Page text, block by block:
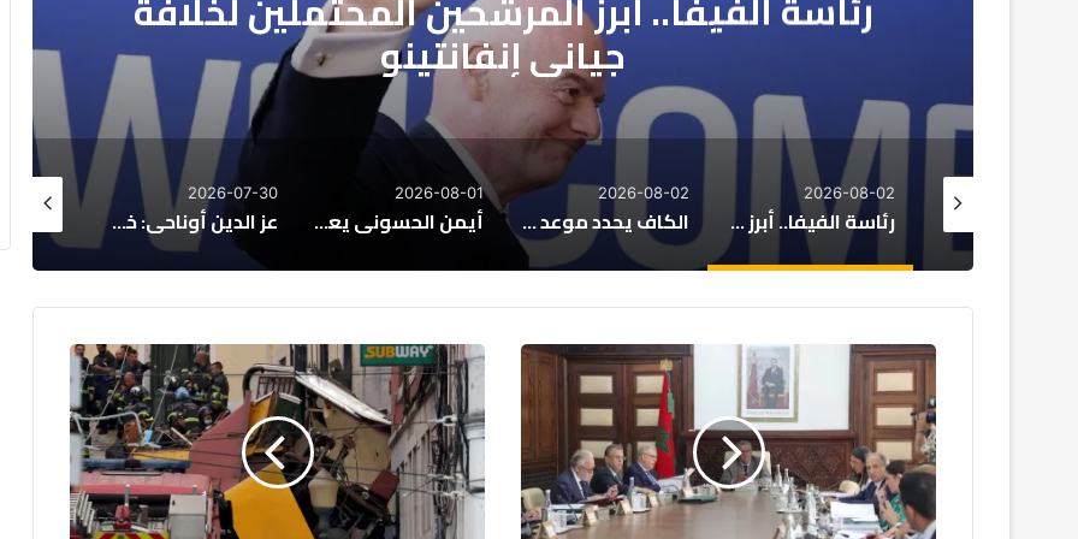
جياني إنفانتينو
مع اقتراب نهاية ولاية موتسيبي.. لقجع أبرز المرشحين لرئاسة “الكاف”
2026-08-02
رئاسة الفيفا.. أبرز المرشحين المحتملين لخلافة جياني إنفانتينو
2026-08-02
الكاف يحدد موعد قرعة دوري أبطال إفريقيا وكأس الكونفدرالية
2026-08-01
أيمن الحسوني يعود إلى الوداد الرياضي بعقد يمتد لموسم واحد
2026-07-30
عز الدين أوناحي: خطوات أخيرة نحو الاتحاد السعودي
07-28
ا
ح
ك
و
م
ت
م
ر
ب
ة